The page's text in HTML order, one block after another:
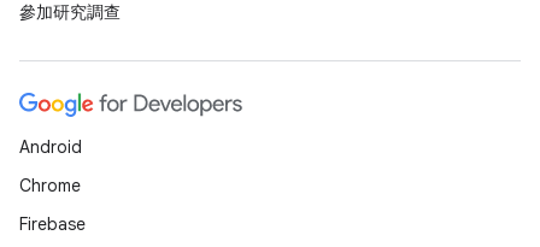
參加研究調查
Android
Chrome
Firebase